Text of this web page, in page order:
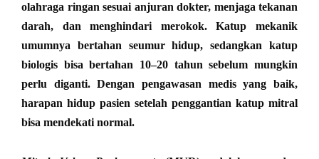
olahraga ringan sesuai anjuran dokter, menjaga tekanan
darah, dan menghindari merokok. Katup mekanik
umumnya bertahan seumur hidup, sedangkan katup
biologis bisa bertahan 10–20 tahun sebelum mungkin
perlu diganti. Dengan pengawasan medis yang baik,
harapan hidup pasien setelah penggantian katup mitral
bisa mendekati normal.